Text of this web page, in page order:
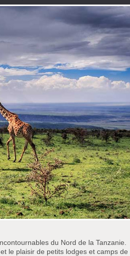
du Nord de la Tanzanie.
le plaisir de petits lodges et camps de